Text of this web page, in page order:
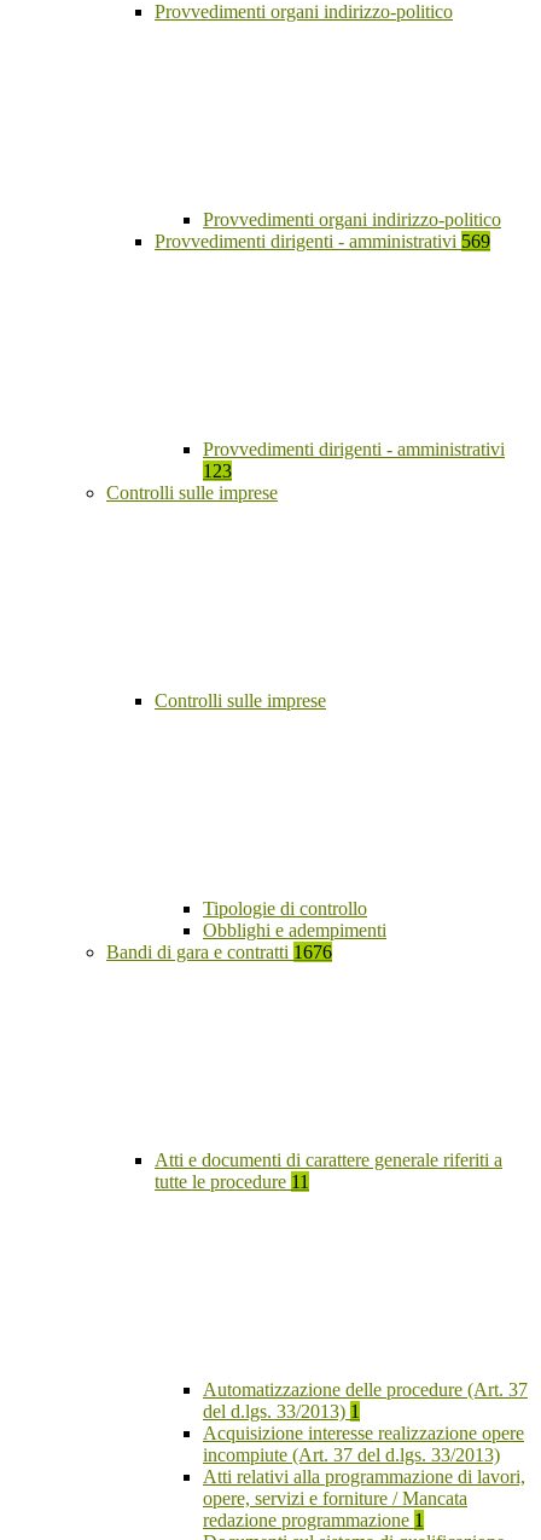
Provvedimenti organi indirizzo-politico
Provvedimenti organi indirizzo-politico
Provvedimenti dirigenti - amministrativi 569
Provvedimenti dirigenti - amministrativi
123
Controlli sulle imprese
Controlli sulle imprese
Tipologie di controllo
Obblighi e adempimenti
Bandi di gara e contratti 1676
Atti e documenti di carattere generale riferiti a
tutte le procedure 11
Automatizzazione delle procedure (Art. 37
del d.lgs. 33/2013) 1
Acquisizione interesse realizzazione opere
incompiute (Art. 37 del d.lgs. 33/2013)
Atti relativi alla programmazione di lavori,
opere, servizi e forniture / Mancata
redazione programmazione 1